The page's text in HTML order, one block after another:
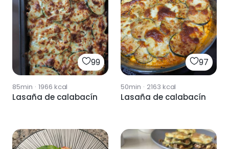
99
85min · 1966 kcal
Lasaña de calabacín
97
50min · 2163 kcal
Lasaña de calabacín